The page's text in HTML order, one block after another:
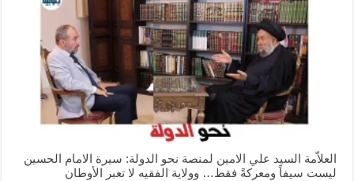
العلاّمة السيد علي الامين لمنصة نحو الدولة: سيرة الامام الحسين
ليست سيفاً ومعركةً فقط… وولاية الفقيه لا تعبر الأوطان